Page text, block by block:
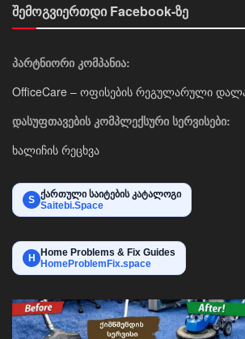
შემოგვიერთდი Facebook-ზე
პარტნიორი კომპანია:
OfficeCare – ოფისების რეგულარული
დასუფთავების კომპლექსური სერვისები:
ხალიჩის რეცხვა
S ქართული საიტების კატალოგი
Saitebi.Space
H Home Problems & Fix Guides
HomeProblemFix.space